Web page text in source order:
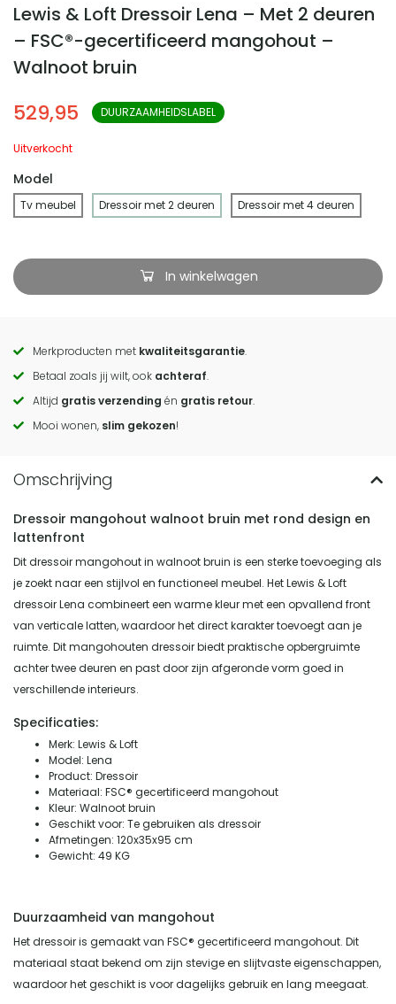
Lewis & Loft Dressoir Lena – Met 2 deuren
– FSC®-gecertificeerd mangohout –
Walnoot bruin
529,95 DUURZAAMHEIDSLABEL
Uitverkocht
Model
Tv meubel Dressoir met 2 deuren Dressoir met 4 deuren
In winkelwagen
Call
to
actions
Merkproducten met kwaliteitsgarantie.
Betaal zoals jij wilt, ook achteraf.
Altijd gratis verzending én gratis retour.
Mooi wonen, slim gekozen!
Dressoir mangohout walnoot bruin met rond design en
lattenfront
Dit dressoir mangohout in walnoot bruin is een sterke toevoeging als
je zoekt naar een stijlvol en functioneel meubel. Het Lewis & Loft
dressoir Lena combineert een warme kleur met een opvallend front
van verticale latten, waardoor het direct karakter toevoegt aan je
ruimte. Dit mangohouten dressoir biedt praktische opbergruimte
achter twee deuren en past door zijn afgeronde vorm goed in
verschillende interieurs.
Specificaties:
Merk: Lewis & Loft
Model: Lena
Product: Dressoir
Materiaal: FSC® gecertificeerd mangohout
Kleur: Walnoot bruin
Geschikt voor: Te gebruiken als dressoir
Afmetingen: 120x35x95 cm
Gewicht: 49 KG
Duurzaamheid van mangohout
Het dressoir is gemaakt van FSC® gecertificeerd mangohout. Dit
materiaal staat bekend om zijn stevige en slijtvaste eigenschappen,
waardoor het geschikt is voor dagelijks gebruik en lang meegaat.